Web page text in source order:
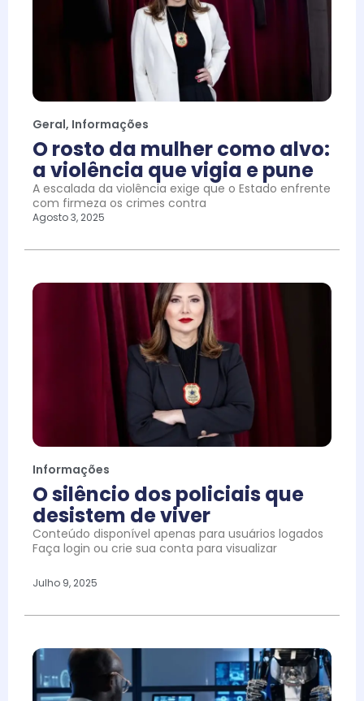
Geral, Informações
O rosto da mulher como alvo:
a violência que vigia e pune
A escalada da violência exige que o Estado enfrente
com firmeza os crimes contra
Agosto 3, 2025
Informações
O silêncio dos policiais que
desistem de viver
Conteúdo disponível apenas para usuários logados
Faça login ou crie sua conta para visualizar
Julho 9, 2025